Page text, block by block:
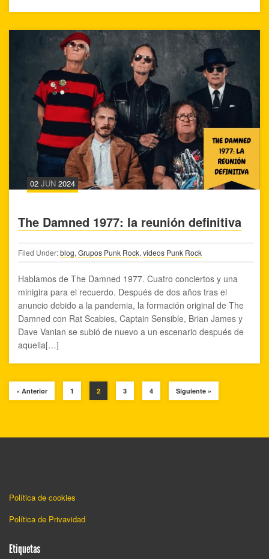
02 JUN 2024
The Damned 1977: la reunión definitiva
Filed Under:blog, Grupos Punk Rock, videos Punk Rock
Hablamos de The Damned 1977. Cuatro conciertos y una
minigira para el recuerdo. Después de dos años tras el
anuncio debido a la pandemia, la formación original de The
Damned con Rat Scabies, Captain Sensible, Brian James y
Dave Vanian se subió de nuevo a un escenario después de
aquella[…]
« Anterior 1 2 3 4 Siguiente »
Política de cookies
Política de Privavidad
Etiquetas